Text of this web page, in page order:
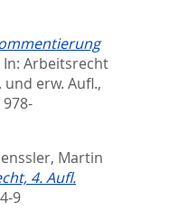
In: Arbeitsrecht
erw. Aufl.,
Martin
4. Aufl.
9